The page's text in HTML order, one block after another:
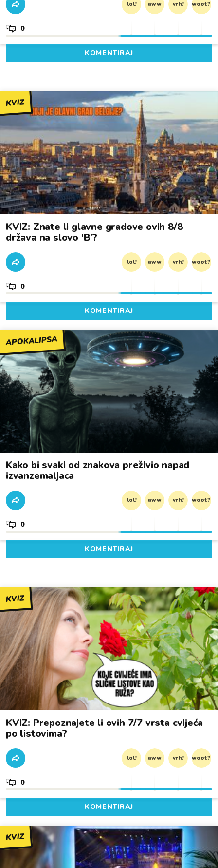
lol! aww vrh! woot?!
0
KOMENTIRAJ
KVIZ
KVIZ: Znate li glavne gradove ovih 8/8
država na slovo ‘B’?
lol! aww vrh! woot?!
0
KOMENTIRAJ
APOKALIPSA
Kako bi svaki od znakova preživio napad
izvanzemaljaca
lol! aww vrh! woot?!
0
KOMENTIRAJ
KVIZ
KVIZ: Prepoznajete li ovih 7/7 vrsta cvijeća
po listovima?
lol! aww vrh! woot?!
0
KOMENTIRAJ
KVIZ